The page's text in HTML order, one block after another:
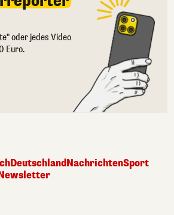
oder jedes Video
Euro.
DeutschlandNachrichtenSport